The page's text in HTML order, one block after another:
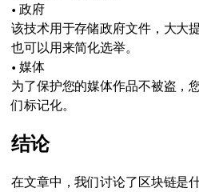
• 政府
该技术用于存储政府文件，大大
也可以用来简化选举。
• 媒体
为了保护您的媒体作品不被盗，
们标记化。
结论
在文章中，我们讨论了区块链是